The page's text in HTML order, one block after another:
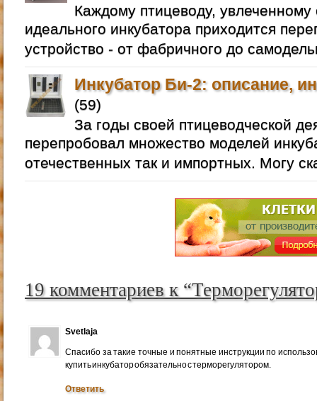
Каждому птицеводу,
идеального инкубатора приходится
устройство - от фабричного до
Инкубатор Би-2: описание,
(59)
За годы своей птицеводческой
перепробовал множество моделей
отечественных так и импортных. Могу
19 комментариев к
Svetlaja
Спасибо за такие точные и понятные инструкции по
купить инкубатор обязательно с терморегулятором.
Ответить